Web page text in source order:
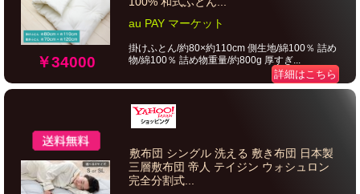
￥34000
au PAY マーケット
掛けふとん/約80×約110cm 側生地/綿100％ 詰め
物/綿100％ 詰め物重量/約800g 厚すぎ...
詳細はこちら
敷布団 シングル 洗える 敷き布団 日本製
三層敷布団 帝人 テイジン ウォシュロン
完全分割式...